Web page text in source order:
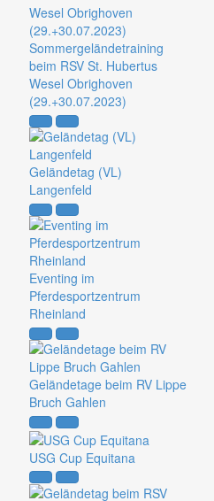
Sommergeländetraining
beim RSV St. Hubertus
Wesel Obrighoven
(29.+30.07.2023)
Geländetag (VL)
Langenfeld
Eventing im
Pferdesportzentrum
Rheinland
Geländetage beim RV Lippe
Bruch Gahlen
USG Cup Equitana